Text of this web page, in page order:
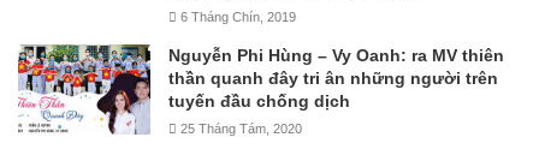
6 Tháng Chín, 2019
Nguyễn Phi Hùng – Vy Oanh: ra MV thiên
thần quanh đây tri ân những người trên
tuyến đầu chống dịch
25 Tháng Tám, 2020